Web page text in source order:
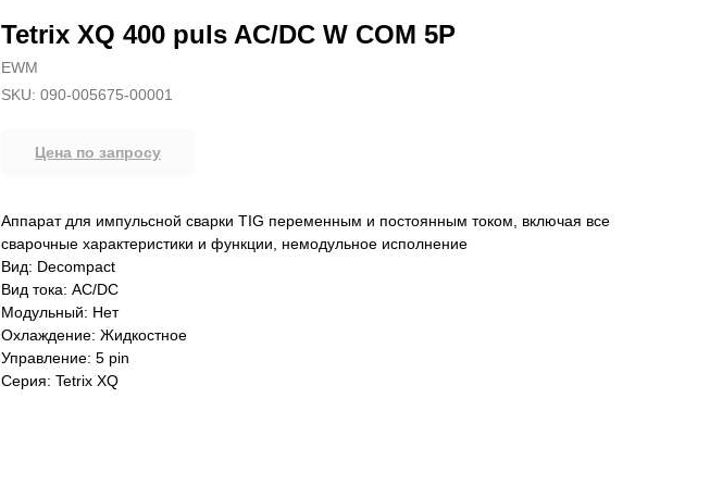
Tetrix XQ 400 puls AC/DC W COM 5P
EWM
SKU: 090-005675-00001
Цена по запросу
Аппарат для импульсной сварки TIG переменным и постоянным током, включая все
сварочные характеристики и функции, немодульное исполнение
Вид: Decompact
Вид тока: AC/DC
Модульный: Нет
Охлаждение: Жидкостное
Управление: 5 pin
Серия: Tetrix XQ